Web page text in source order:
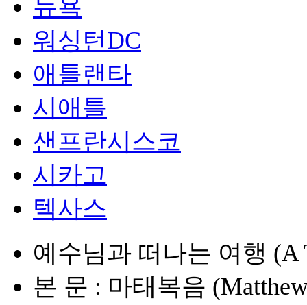
뉴욕
워싱턴DC
애틀랜타
시애틀
샌프란시스코
시카고
텍사스
예수님과 떠나는 여행 (A
본 문 : 마태복음